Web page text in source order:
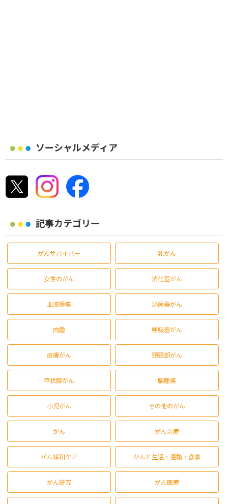
ソーシャルメディア
記事カテゴリー
がんサバイバー 乳がん
女性のがん 消化器がん
血液腫瘍 泌尿器がん
肉腫 呼吸器がん
皮膚がん 頭頸部がん
甲状腺がん 脳腫瘍
小児がん その他のがん
がん がん治療
がん緩和ケア がんと生活・運動・食事
がん研究 がん医療